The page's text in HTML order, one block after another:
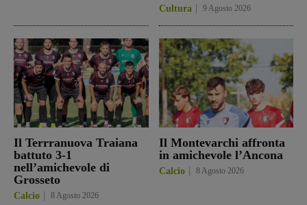
Cultura 9 Agosto 2026
Il Terrranuova Traiana
battuto 3-1
nell’amichevole di
Grosseto
Calcio 8 Agosto 2026
Il Montevarchi affronta
in amichevole l’Ancona
Calcio 8 Agosto 2026